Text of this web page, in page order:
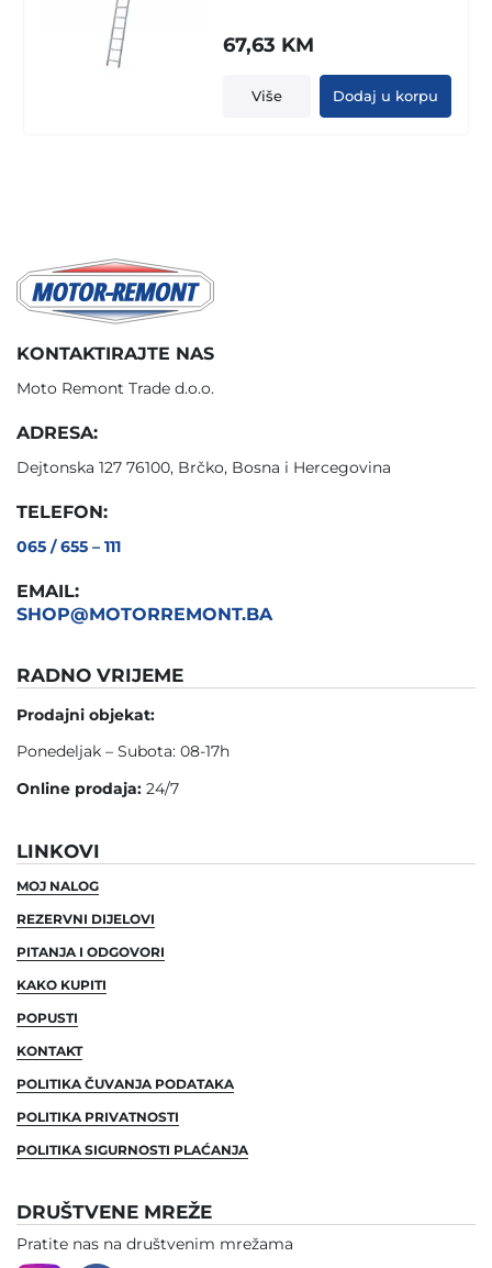
67,63 KM
Više Dodaj u korpu
KONTAKTIRAJTE NAS
Moto Remont Trade d.o.o.
ADRESA:
Dejtonska 127 76100, Brčko, Bosna i Hercegovina
TELEFON:
065 / 655 – 111
EMAIL:
SHOP@MOTORREMONT.BA
RADNO VRIJEME
Prodajni objekat:
Ponedeljak – Subota: 08-17h
Online prodaja: 24/7
LINKOVI
MOJ NALOG
REZERVNI DIJELOVI
PITANJA I ODGOVORI
KAKO KUPITI
POPUSTI
KONTAKT
POLITIKA ČUVANJA PODATAKA
POLITIKA PRIVATNOSTI
POLITIKA SIGURNOSTI PLAĆANJA
DRUŠTVENE MREŽE
Pratite nas na društvenim mrežama